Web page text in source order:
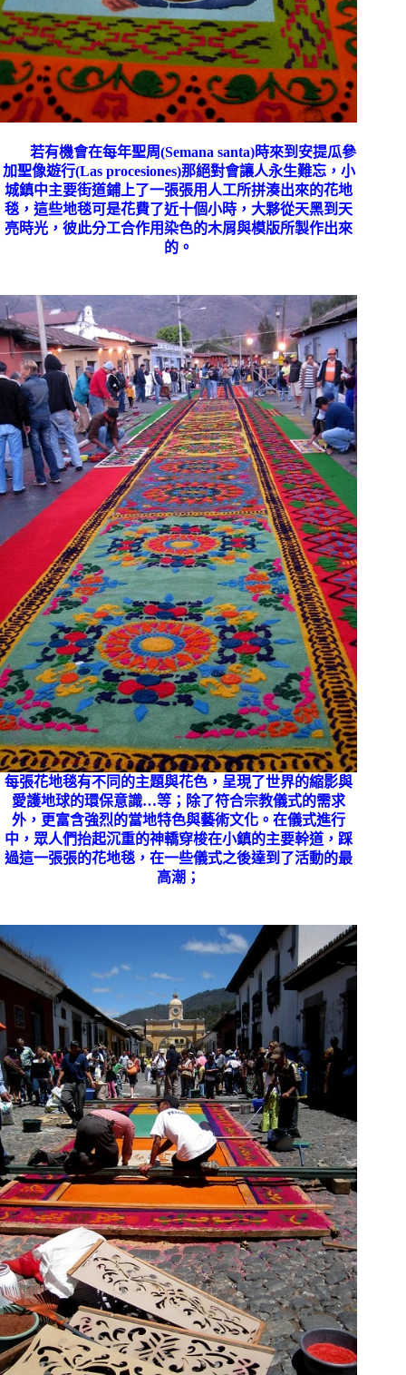
若有機會在每年聖周(Semana santa)時來到安提瓜參
加聖像遊行(Las procesiones)那絕對會讓人永生難忘，小
城鎮中主要街道鋪上了一張張用人工所拼湊出來的花地
毯，這些地毯可是花費了近十個小時，大夥從天黑到天
亮時光，彼此分工合作用染色的木屑與模版所製作出來
的。
每張花地毯有不同的主題與花色，呈現了世界的縮影與
愛護地球的環保意識…等；除了符合宗教儀式的需求
外，更富含強烈的當地特色與藝術文化。在儀式進行
中，眾人們抬起沉重的神轎穿梭在小鎮的主要幹道，踩
過這一張張的花地毯，在一些儀式之後達到了活動的最
高潮；